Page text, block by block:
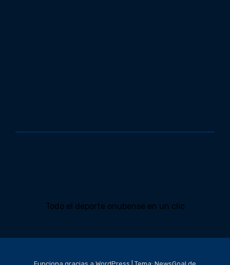
Todo el deporte onubense en un clic